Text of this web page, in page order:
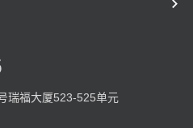
瑞福大厦523-525单元